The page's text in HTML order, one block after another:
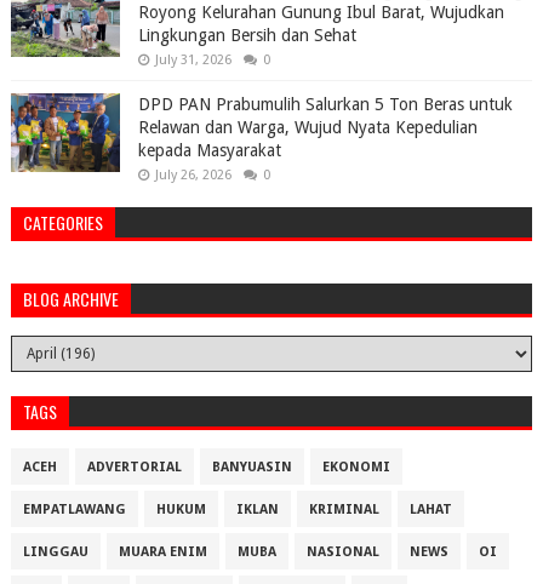
Royong Kelurahan Gunung Ibul Barat, Wujudkan
Lingkungan Bersih dan Sehat
July 31, 2026 0
DPD PAN Prabumulih Salurkan 5 Ton Beras untuk
Relawan dan Warga, Wujud Nyata Kepedulian
kepada Masyarakat
July 26, 2026 0
CATEGORIES
BLOG ARCHIVE
TAGS
ACEH ADVERTORIAL BANYUASIN EKONOMI
EMPATLAWANG HUKUM IKLAN KRIMINAL LAHAT
LINGGAU MUARA ENIM MUBA NASIONAL NEWS OI